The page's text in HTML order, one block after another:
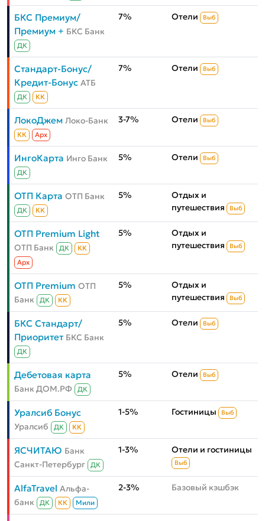
БКС Премиум/
Премиум + БКС Банк
ДК
7% Отели Выб
Стандарт-Бонус/
Кредит-Бонус АТБ
ДК КК
7% Отели Выб
ЛокоДжем Локо-Банк
КК Aрх
3-7% Отели Выб
ИнгоКарта Инго Банк
ДК
5% Отели Выб
ОТП Карта ОТП Банк
ДК КК
5%
Отдых и
путешествия
Выб
ОТП Premium Light
ОТП Банк ДК
КК
Aрх
5%
Отдых и
путешествия
Выб
ОТП Premium ОТП
Банк
ДК КК
5%
Отдых и
путешествия
Выб
БКС Стандарт/
Приоритет БКС Банк
ДК
5% Отели Выб
Дебетовая карта
Банк ДОМ.РФ ДК
5% Отели Выб
Уралсиб Бонус
Уралсиб ДК КК
1-5% Гостиницы Выб
ЯСЧИТАЮ Банк
Санкт-Петербург
ДК
1-3% Отели и гостиницы
Выб
AlfaTravel Альфа-
банк
ДК КК Мили
2-3% Базовый кэшбэк